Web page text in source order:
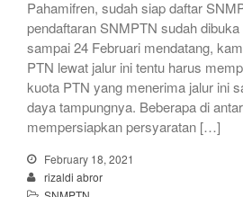
Pahamifren, sudah siap daftar
pendaftaran SNMPTN sudah
sampai 24 Februari mendatang,
PTN lewat jalur ini tentu harus
kuota PTN yang menerima jalur ini
daya tampungnya. Beberapa di
mempersiapkan persyaratan […]
February 18, 2021
rizaldi abror